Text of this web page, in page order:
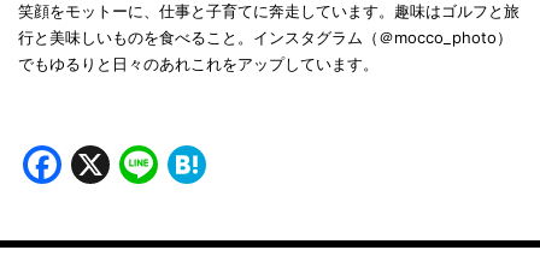
笑顔をモットーに、仕事と子育てに奔走しています。趣味はゴルフと旅
行と美味しいものを食べること。インスタグラム（＠mocco_photo）
でもゆるりと日々のあれこれをアップしています。
Facebook
X Line